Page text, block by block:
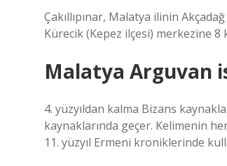
Çakıllıpınar, Malatya ilinin
Kürecik (Kepez ilçesi) merkezine 8
Malatya Arguvan
4. yüzyıldan kalma Bizans
kaynaklarında geçer. Kelimenin
11. yüzyıl Ermeni kroniklerinde